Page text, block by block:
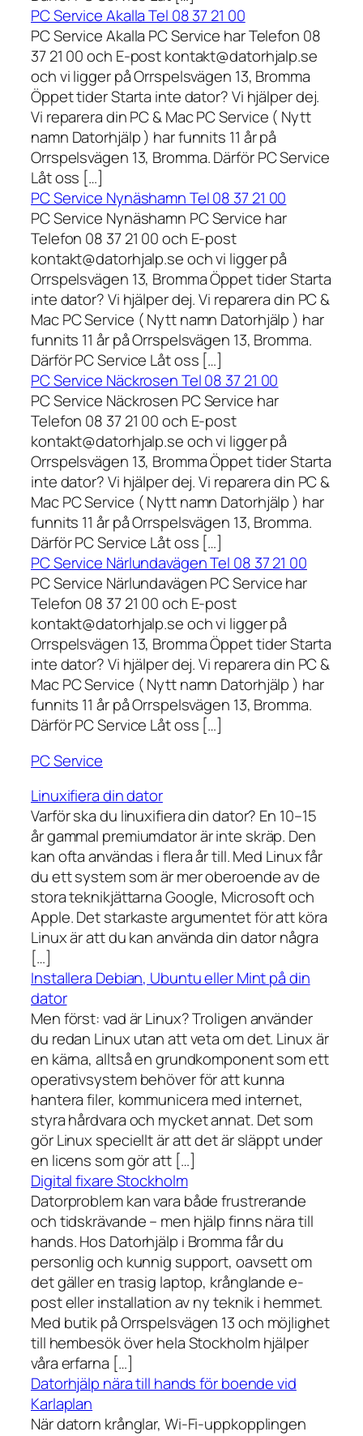
PC Service Akalla Tel 08 37 21 00
PC Service Akalla PC Service har Telefon 08
37 21 00 och E-post kontakt@datorhjalp.se
och vi ligger på Orrspelsvägen 13, Bromma
Öppet tider Starta inte dator? Vi hjälper dej.
Vi reparera din PC & Mac PC Service ( Nytt
namn Datorhjälp ) har funnits 11 år på
Orrspelsvägen 13, Bromma. Därför PC Service
Låt oss […]
PC Service Nynäshamn Tel 08 37 21 00
PC Service Nynäshamn PC Service har
Telefon 08 37 21 00 och E-post
kontakt@datorhjalp.se och vi ligger på
Orrspelsvägen 13, Bromma Öppet tider Starta
inte dator? Vi hjälper dej. Vi reparera din PC &
Mac PC Service ( Nytt namn Datorhjälp ) har
funnits 11 år på Orrspelsvägen 13, Bromma.
Därför PC Service Låt oss […]
PC Service Näckrosen Tel 08 37 21 00
PC Service Näckrosen PC Service har
Telefon 08 37 21 00 och E-post
kontakt@datorhjalp.se och vi ligger på
Orrspelsvägen 13, Bromma Öppet tider Starta
inte dator? Vi hjälper dej. Vi reparera din PC &
Mac PC Service ( Nytt namn Datorhjälp ) har
funnits 11 år på Orrspelsvägen 13, Bromma.
Därför PC Service Låt oss […]
PC Service Närlundavägen Tel 08 37 21 00
PC Service Närlundavägen PC Service har
Telefon 08 37 21 00 och E-post
kontakt@datorhjalp.se och vi ligger på
Orrspelsvägen 13, Bromma Öppet tider Starta
inte dator? Vi hjälper dej. Vi reparera din PC &
Mac PC Service ( Nytt namn Datorhjälp ) har
funnits 11 år på Orrspelsvägen 13, Bromma.
Därför PC Service Låt oss […]
PC Service
Linuxifiera din dator
Varför ska du linuxifiera din dator? En 10–15
år gammal premiumdator är inte skräp. Den
kan ofta användas i flera år till. Med Linux får
du ett system som är mer oberoende av de
stora teknikjättarna Google, Microsoft och
Apple. Det starkaste argumentet för att köra
Linux är att du kan använda din dator några
[…]
Installera Debian, Ubuntu eller Mint på din
dator
Men först: vad är Linux? Troligen använder
du redan Linux utan att veta om det. Linux är
en kärna, alltså en grundkomponent som ett
operativsystem behöver för att kunna
hantera filer, kommunicera med internet,
styra hårdvara och mycket annat. Det som
gör Linux speciellt är att det är släppt under
en licens som gör att […]
Digital fixare Stockholm
Datorproblem kan vara både frustrerande
och tidskrävande – men hjälp finns nära till
hands. Hos Datorhjälp i Bromma får du
personlig och kunnig support, oavsett om
det gäller en trasig laptop, krånglande e-
post eller installation av ny teknik i hemmet.
Med butik på Orrspelsvägen 13 och möjlighet
till hembesök över hela Stockholm hjälper
våra erfarna […]
Datorhjälp nära till hands för boende vid
Karlaplan
När datorn krånglar, Wi-Fi-uppkopplingen